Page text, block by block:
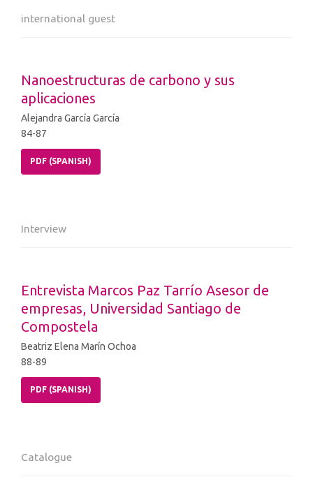
international guest
Nanoestructuras de carbono y sus
aplicaciones
Alejandra García García
84-87
PDF (SPANISH)
Interview
Entrevista Marcos Paz Tarrío Asesor de
empresas, Universidad Santiago de
Compostela
Beatriz Elena Marín Ochoa
88-89
PDF (SPANISH)
Catalogue